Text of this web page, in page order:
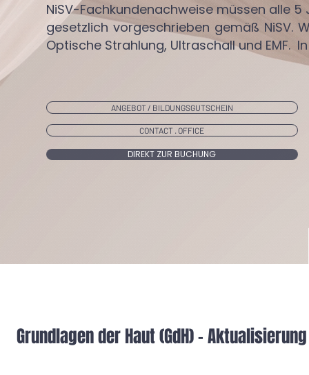
NiSV-Fachkundenachweise müssen alle
gesetzlich vorgeschrieben gemäß NiSV.
Optische Strahlung, Ultraschall und EMF.
ANGEBOT / BILDUNGSGUTSCHEIN
CONTACT . OFFICE
DIREKT ZUR BUCHUNG
Grundlagen der Haut (GdH) –